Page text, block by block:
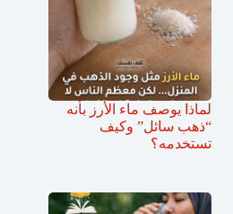
لماذا يوصف ماء الأرز بأنه
“ذهب سائل” وكيف
تستخدمه؟